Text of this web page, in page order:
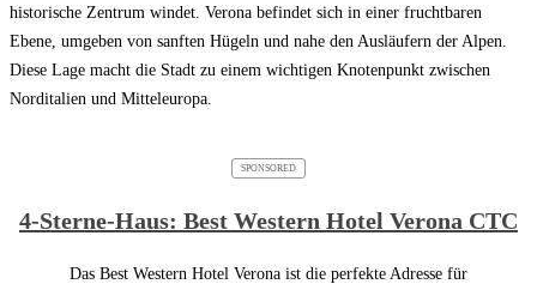
historische Zentrum windet. Verona befindet sich in einer fruchtbaren
Ebene, umgeben von sanften Hügeln und nahe den Ausläufern der Alpen.
Diese Lage macht die Stadt zu einem wichtigen Knotenpunkt zwischen
Norditalien und Mitteleuropa.
SPONSORED
4-Sterne-Haus: Best Western Hotel Verona CTC
Das Best Western Hotel Verona ist die perfekte Adresse für